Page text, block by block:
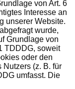
von Art. 6
Interesse an
unserer Website.
wurde,
Grundlage von
TDDDG, soweit
oder den
Nutzers (z. B. für
umfasst. Die